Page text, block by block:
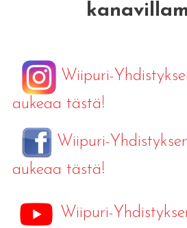
Wiipuri-
aukeaa tästä!
Wiipuri-
aukeaa tästä!
Wiipuri-